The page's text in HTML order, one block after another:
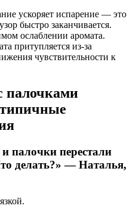
ускоряет испарение — это
быстро заканчивается.
ослаблении аромата.
притупляется из-за
чувствительности к
палочками
палочки перестали
делать?» — Наталья,